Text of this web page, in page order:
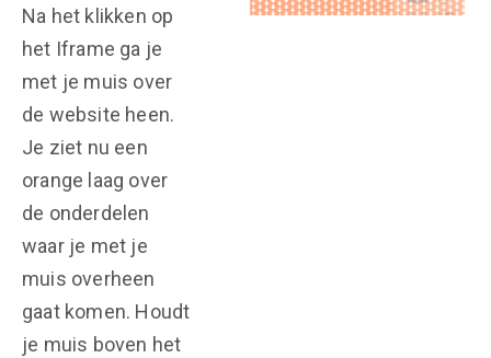
Na het klikken op
het Iframe ga je
met je muis over
de website heen.
Je ziet nu een
orange laag over
de onderdelen
waar je met je
muis overheen
gaat komen. Houdt
je muis boven het